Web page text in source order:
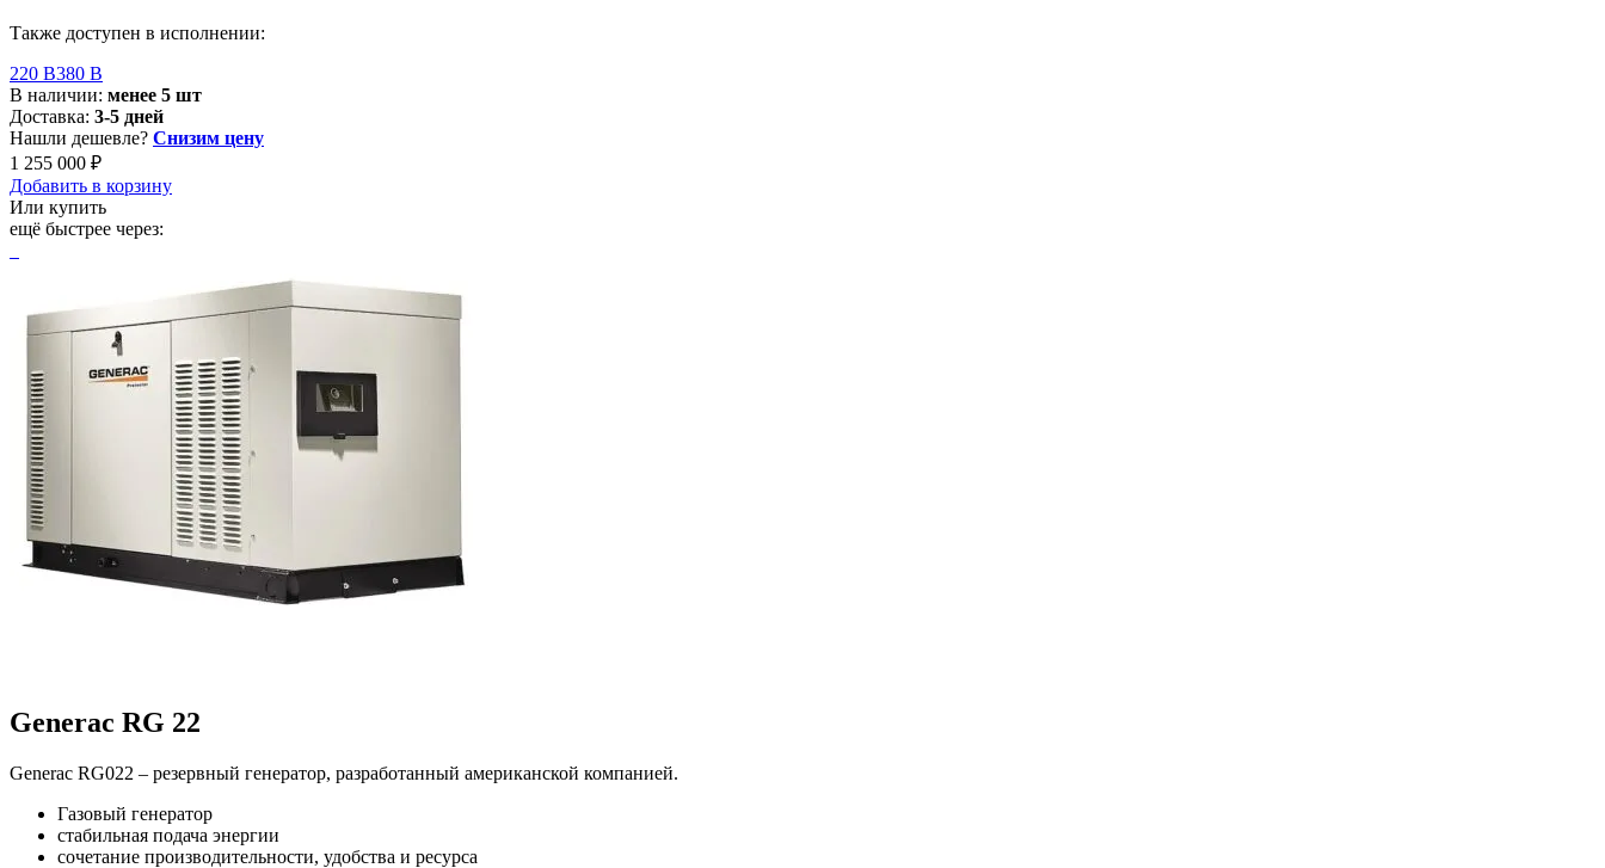
Также доступен в исполнении:
220 В380 В
В наличии: менее 5 шт
Доставка: 3-5 дней
Нашли дешевле? Снизим цену
1 255 000 ₽
Добавить в корзину
Или купить
ещё быстрее через:
Generac RG 22
Generac RG022 – резервный генератор, разработанный американской компанией.
Газовый генератор
стабильная подача энергии
сочетание производительности, удобства и ресурса